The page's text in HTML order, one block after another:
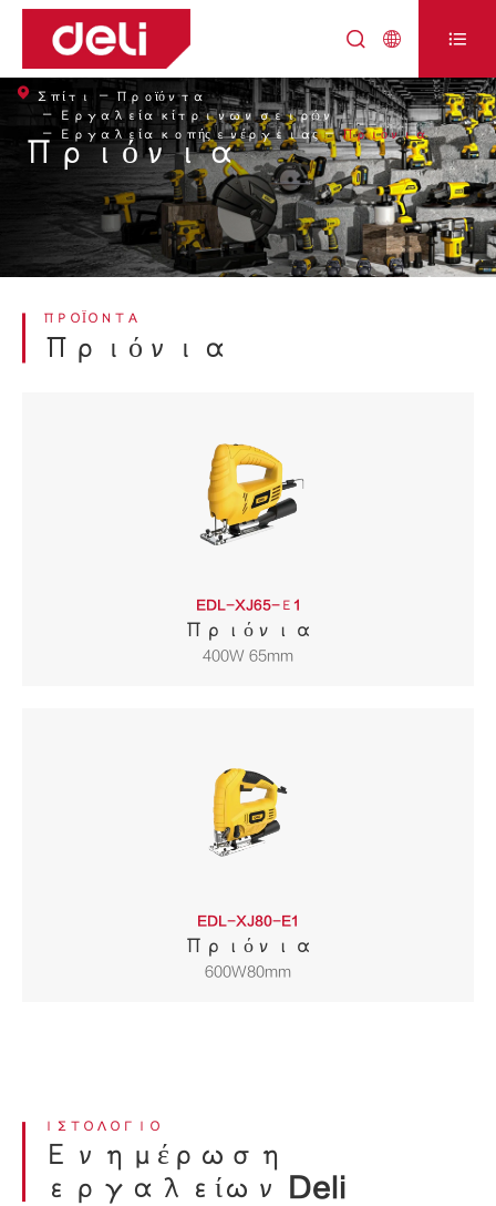
  
Πριόνια
Σπίτι
Προϊόντα
Εργαλεία κίτρινων σειρών
Εργαλεία κοπής ενέργειας
Πριόνια
ΠΡΟΪΌΝΤΑ
Πριόνια
EDL-XJ65-Ε1
Πριόνια
400W 65mm
EDL-XJ80-E1
Πριόνια
600W80mm
ΙΣΤΟΛΌΓΙΟ
Ενημέρωση
εργαλείων Deli